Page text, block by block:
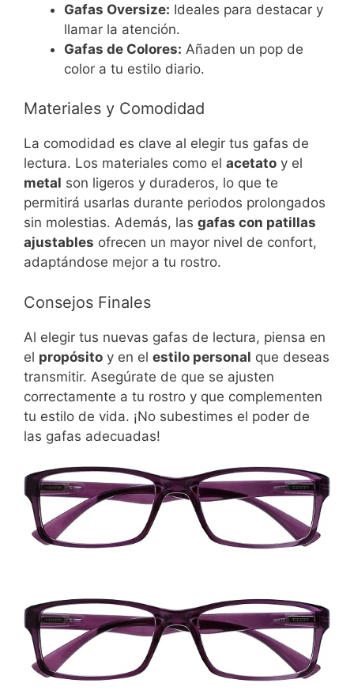
Gafas Oversize: Ideales para destacar y
llamar la atención.
Gafas de Colores: Añaden un pop de
color a tu estilo diario.
Materiales y Comodidad
La comodidad es clave al elegir tus gafas de
lectura. Los materiales como el acetato y el
metal son ligeros y duraderos, lo que te
permitirá usarlas durante periodos prolongados
sin molestias. Además, las gafas con patillas
ajustables ofrecen un mayor nivel de confort,
adaptándose mejor a tu rostro.
Consejos Finales
Al elegir tus nuevas gafas de lectura, piensa en
el propósito y en el estilo personal que deseas
transmitir. Asegúrate de que se ajusten
correctamente a tu rostro y que complementen
tu estilo de vida. ¡No subestimes el poder de
las gafas adecuadas!